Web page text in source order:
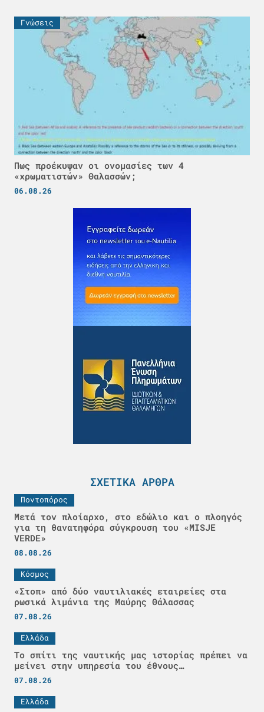
Γνώσεις
Πως προέκυψαν οι ονομασίες των 4
«χρωματιστών» Θαλασσών;
06.08.26
ΣΧΕΤΙΚΆ ΆΡΘΡΑ
Ποντοπόρος
Μετά τον πλοίαρχο, στο εδώλιο και ο πλοηγός
για τη θανατηφόρα σύγκρουση του «MISJE
VERDE»
08.08.26
Κόσμος
«Στοπ» από δύο ναυτιλιακές εταιρείες στα
ρωσικά λιμάνια της Μαύρης Θάλασσας
07.08.26
Ελλάδα
Το σπίτι της ναυτικής μας ιστορίας πρέπει να
μείνει στην υπηρεσία του έθνους…
07.08.26
Ελλάδα